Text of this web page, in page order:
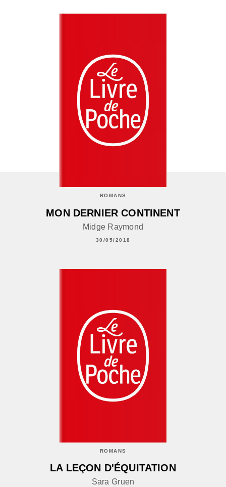
ROMANS
MON DERNIER CONTINENT
Midge Raymond
30/05/2018
ROMANS
LA LEÇON D'ÉQUITATION
Sara Gruen